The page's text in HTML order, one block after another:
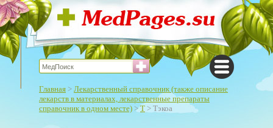
Главная > Лекарственный справочник (также описание
лекарств в материалах, лекарственные препараты
справочник в одном месте) >Т > Тэкоа